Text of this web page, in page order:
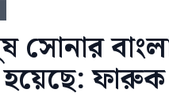
সোনার
ফারুক